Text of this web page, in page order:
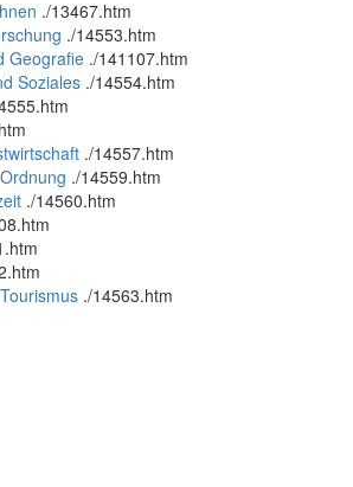
./13467.htm
./14553.htm
Geografie ./141107.htm
Soziales ./14554.htm
./14557.htm
./14559.htm
./14560.htm
./14563.htm